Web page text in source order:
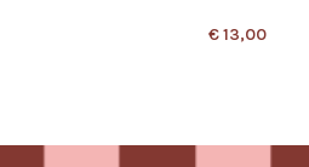
€13,00